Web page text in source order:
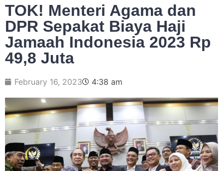
TOK! Menteri Agama dan
DPR Sepakat Biaya Haji
Jamaah Indonesia 2023 Rp
49,8 Juta
February 16, 2023 4:38 am